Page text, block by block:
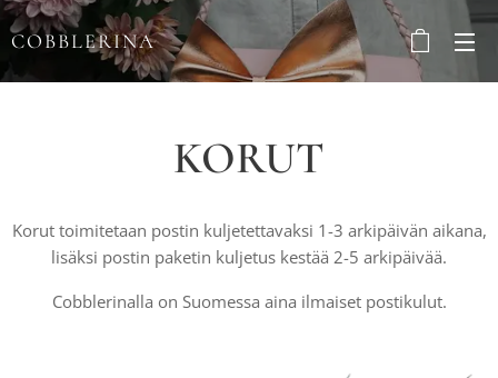
COBBLERINA
KORUT
Korut toimitetaan postin kuljetettavaksi 1-3 arkipäivän aikana,
lisäksi postin paketin kuljetus kestää 2-5 arkipäivää.
Cobblerinalla on Suomessa aina ilmaiset postikulut.